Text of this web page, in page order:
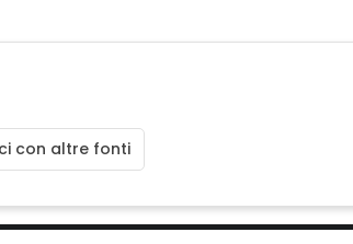
con altre fonti